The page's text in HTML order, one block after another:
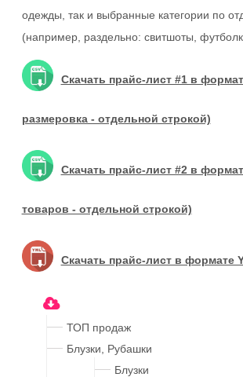
одежды, так и выбранные категории по
(например, раздельно: свитшоты,
Скачать прайс-лист #1 в
размеровка - отдельной строкой)
Скачать прайс-лист #2 в
товаров - отдельной строкой)
Скачать прайс-лист в формате
ТОП продаж
Блузки, Рубашки
Блузки